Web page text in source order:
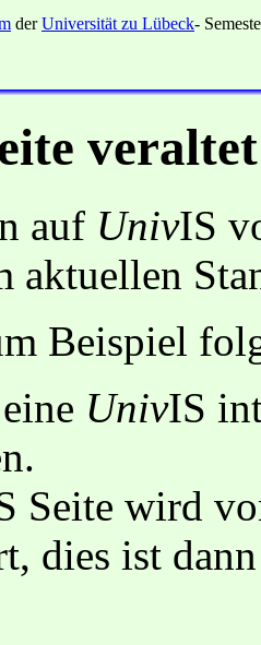
derUniversität zu Lübeck-
veraltet
auf UnivIS
aktuellen
Beispiel
UnivIS
Seite wird
dies ist